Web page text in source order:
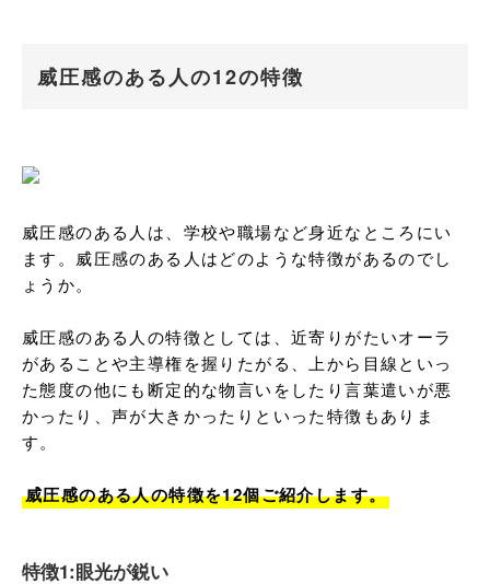
威圧感のある人の12の特徴
威圧感のある人は、学校や職場など身近なところにい
ます。威圧感のある人はどのような特徴があるのでし
ょうか。
威圧感のある人の特徴としては、近寄りがたいオーラ
があることや主導権を握りたがる、上から目線といっ
た態度の他にも断定的な物言いをしたり言葉遣いが悪
かったり、声が大きかったりといった特徴もありま
す。
威圧感のある人の特徴を12個ご紹介します。
特徴1:眼光が鋭い